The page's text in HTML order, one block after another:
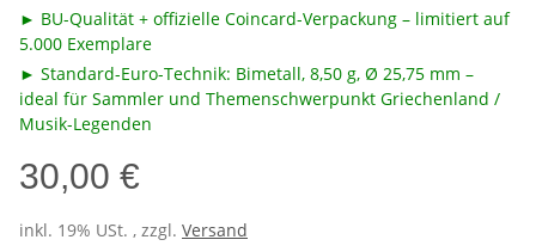
► BU-Qualität + offizielle Coincard-Verpackung – limitiert auf
5.000 Exemplare
► Standard-Euro-Technik: Bimetall, 8,50 g, Ø 25,75 mm –
ideal für Sammler und Themenschwerpunkt Griechenland /
Musik-Legenden
30,00 €
inkl. 19% USt. , zzgl. Versand